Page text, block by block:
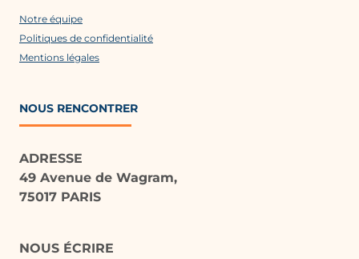
Notre équipe
Politiques de confidentialité
Mentions légales
NOUS RENCONTRER
ADRESSE
49 Avenue de Wagram,
75017 PARIS
NOUS ÉCRIRE